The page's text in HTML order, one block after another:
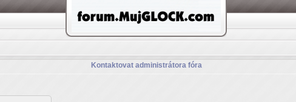
Kontaktovat administrátora fóra